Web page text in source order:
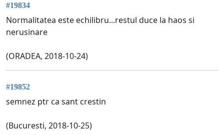
#19834
Normalitatea este echilibru...restul duce la haos si
nerusinare
(ORADEA, 2018-10-24)
#19852
semnez ptr ca sant crestin
(Bucuresti, 2018-10-25)